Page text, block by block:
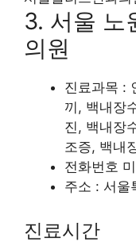
3. 서울 노
의원
진료과목 :
끼, 백내장
진, 백내장
조증, 백내
전화번호
주소 : 서울
진료시간